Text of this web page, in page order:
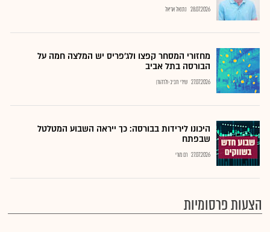
28.07.2026 נתנאל אריאל
מחזורי המסחר קפצו ולג'פריס יש המלצה חמה על
הבורסה בתל אביב
27.07.2026 שירי חביב-ולדהורן
היכונו לירידות בבורסה: כך ייראה השבוע המטלטל
שבפתח
27.07.2026 רם מורי
הצעות פרסומיות